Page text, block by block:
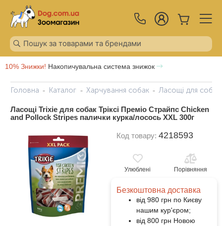
10% Знижки! Накопичувальна система знижок
Головна Каталог Харчування собак Ласощі для собак
Ласощі Trixie для собак Тріксі Преміо Страйпс Chicken
and Pollock Stripes палички курка/лосось XXL 300г
Код товару: 4218593
Улюблені Порівняння
Безкоштовна доставка
від 980 грн по Києву
нашим кур'єром;
від 800 грн Новою